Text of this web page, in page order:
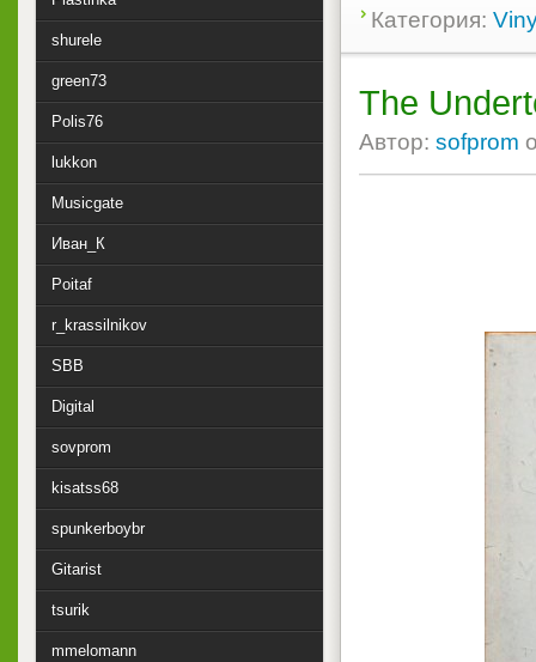
Категория:
The
Автор: sofprom
shurele
green73
Polis76
lukkon
Musicgate
Иван_К
Poitaf
r_krassilnikov
SBB
Digital
sovprom
kisatss68
spunkerboybr
Gitarist
tsurik
mmelomann